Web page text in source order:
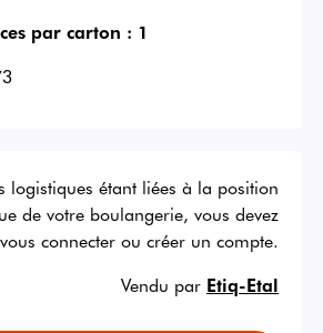
par carton : 1
logistiques étant liées à la position
de votre boulangerie, vous devez
vous connecter ou créer un compte.
Vendu par Etiq-Etal